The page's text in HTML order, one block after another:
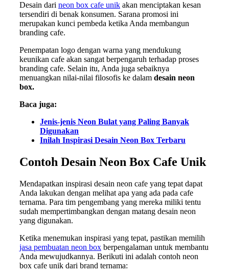
Desain dari neon box cafe unik akan menciptakan kesan
tersendiri di benak konsumen. Sarana promosi ini
merupakan kunci pembeda ketika Anda membangun
branding cafe.
Penempatan logo dengan warna yang mendukung
keunikan cafe akan sangat berpengaruh terhadap proses
branding cafe. Selain itu, Anda juga sebaiknya
menuangkan nilai-nilai filosofis ke dalam desain neon
box.
Baca juga:
Jenis-jenis Neon Bulat yang Paling Banyak
Digunakan
Inilah Inspirasi Desain Neon Box Terbaru
Contoh Desain Neon Box Cafe Unik
Mendapatkan inspirasi desain neon cafe yang tepat dapat
Anda lakukan dengan melihat apa yang ada pada cafe
ternama. Para tim pengembang yang mereka miliki tentu
sudah mempertimbangkan dengan matang desain neon
yang digunakan.
Ketika menemukan inspirasi yang tepat, pastikan memilih
jasa pembuatan neon box berpengalaman untuk membantu
Anda mewujudkannya. Berikuti ini adalah contoh neon
box cafe unik dari brand ternama: